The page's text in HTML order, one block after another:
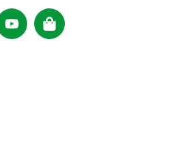
YoutubeShopping-
bag